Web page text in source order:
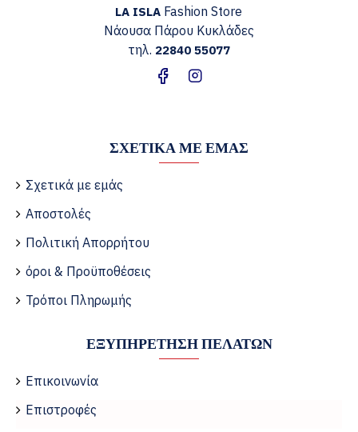
LA ISLA Fashion Store
Νάουσα Πάρου Κυκλάδες
τηλ. 22840 55077
ΣΧΕΤΙΚΆ ΜΕ ΕΜΆΣ
Σχετικά με εμάς
Αποστολές
Πολιτική Απορρήτου
όροι & Προϋποθέσεις
Τρόποι Πληρωμής
ΕΞΥΠΗΡΈΤΗΣΗ ΠΕΛΑΤΏΝ
Επικοινωνία
Επιστροφές